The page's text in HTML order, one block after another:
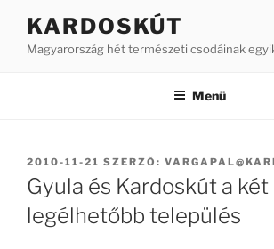
KARDOSKÚT
Magyarország hét természeti csodáinak
Menü
BEKÜLDVE:
2010-11-21 SZERZŐ:
Gyula és Kardoskút a két
legélhetőbb település